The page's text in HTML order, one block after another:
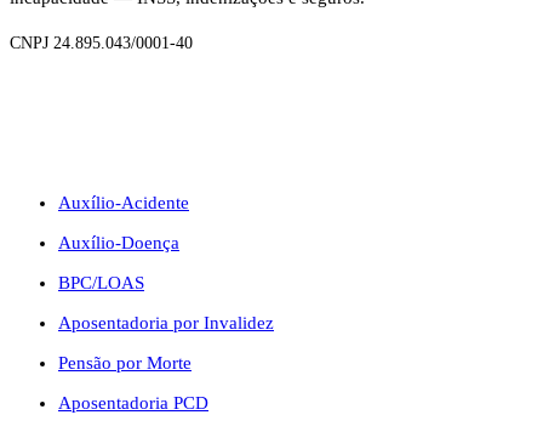
CNPJ 24.895.043/0001-40
Auxílio-Acidente
Auxílio-Doença
BPC/LOAS
Aposentadoria por Invalidez
Pensão por Morte
Aposentadoria PCD